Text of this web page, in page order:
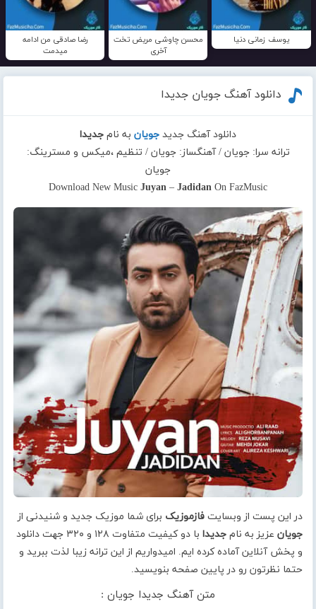
یوسف زمانی دنیا
محسن چاوشی مریض تخت
آخری
رضا صادقی من ادامه
میدمت
دانلود آهنگ جویان جدیدا
دانلود آهنگ جدید جویان به نام جدیدا
ترانه سرا: جویان / آهنگساز: جویان / تنظیم ،میکس و مسترینگ:
جویان
Download New Music Juyan – Jadidan On FazMusic
در این پست از وبسایتفازموزیک برای شما موزیک جدید و شنیدنی از
جویان عزیز به نامجدیدا
با دو کیفیت متفاوت ۱۲۸ و ۳۲۰ جهت دانلود
و پخش آنلاین آماده کرده ایم. امیدواریم از این ترانه زیبا لذت ببرید و
حتما نظرتون رو در پایین صفحه بنویسید.
متن آهنگ جدیدا جویان :